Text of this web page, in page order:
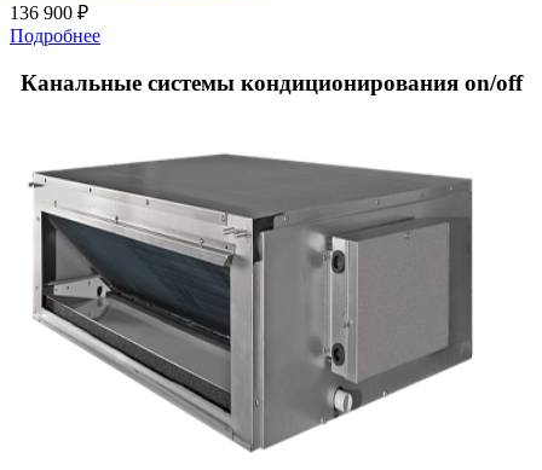
136 900 ₽
Подробнее
Канальные системы кондиционирования on/off